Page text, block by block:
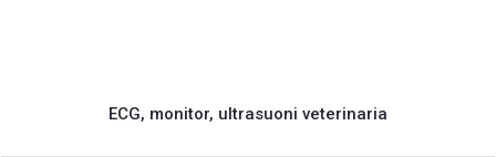
ECG, monitor, ultrasuoni veterinaria